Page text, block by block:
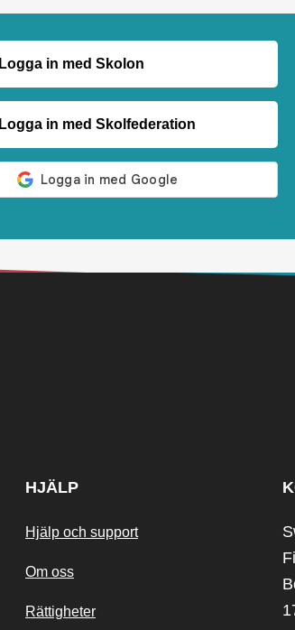
Logga in med Skolon
Logga in med Skolfederation
HJÄLP
Hjälp och support
Om oss
Rättigheter